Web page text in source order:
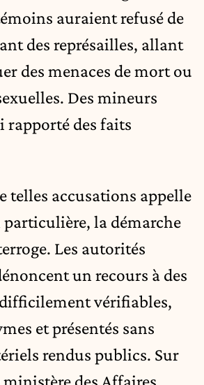
auraient refusé de
des représailles, allant
des menaces de mort ou
Des mineurs
rapporté des faits
telles accusations appelle
la démarche
Les autorités
un recours à des
vérifiables,
et présentés sans
rendus publics. Sur
ministère des Affaires